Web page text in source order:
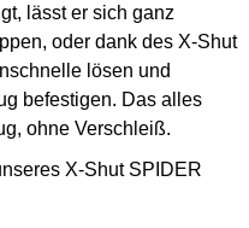
lässt er sich ganz
oder dank des X-Shut
lösen und
befestigen. Das alles
ohne Verschleiß.
X-Shut SPIDER